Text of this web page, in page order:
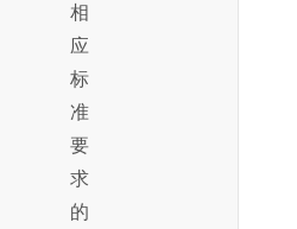
相
应
标
准
要
求
的